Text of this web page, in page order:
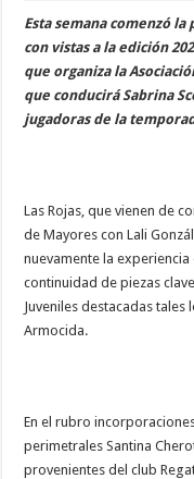
Esta semana comenzó
con vistas a la edición
que organiza la
que conducirá Sabrina
jugadoras de la
Las Rojas, que vienen de
de Mayores con Lali
nuevamente la experiencia
continuidad de piezas
Juveniles destacadas tales
Armocida.
En el rubro
perimetrales Santina
provenientes del club